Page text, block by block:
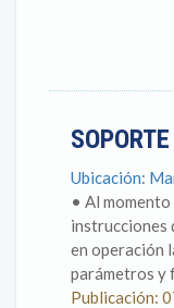
SOPORTE
Ubicación:
• Al
instrucciones
en operación
parámetros y
Publicación: